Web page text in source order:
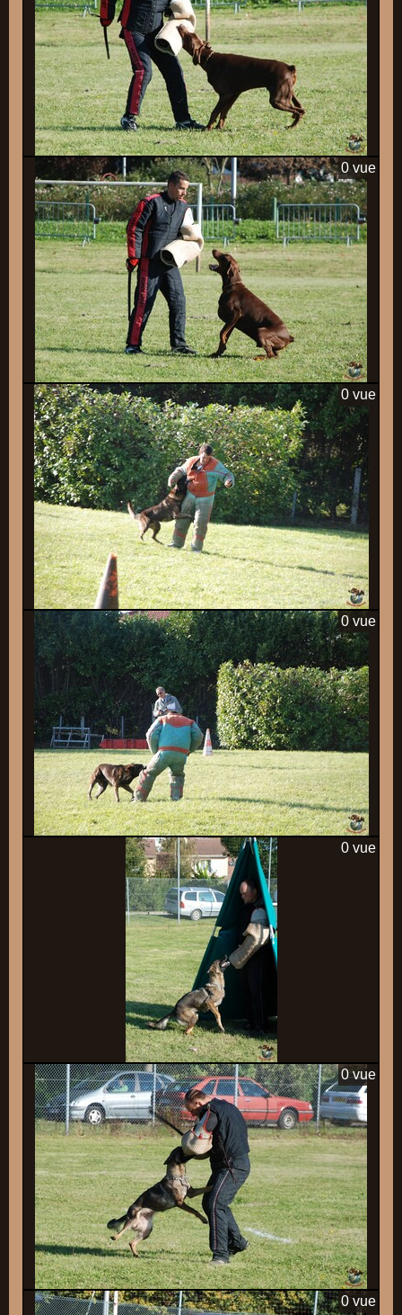
0 vue
0 vue
0 vue
0 vue
0 vue
0 vue